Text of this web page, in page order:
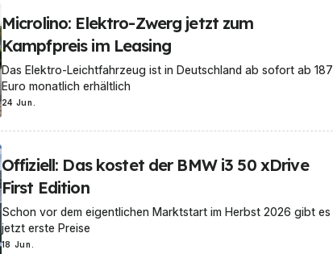
Microlino: Elektro-Zwerg jetzt zum
Kampfpreis im Leasing
Das Elektro-Leichtfahrzeug ist in Deutschland ab sofort ab 187
Euro monatlich erhältlich
24 Jun.
Offiziell: Das kostet der BMW i3 50 xDrive
First Edition
Schon vor dem eigentlichen Marktstart im Herbst 2026 gibt es
jetzt erste Preise
18 Jun.